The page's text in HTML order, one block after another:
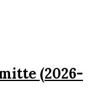
(2026-